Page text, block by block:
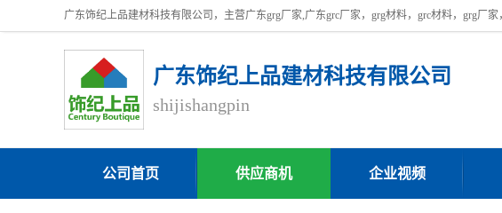
广东饰纪上品建材科技有限公司
shijishangpin
公司首页 供应商机 企业视频